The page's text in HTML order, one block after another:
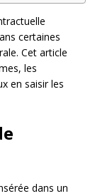
certaines
Cet article
les
en saisir les
dans un